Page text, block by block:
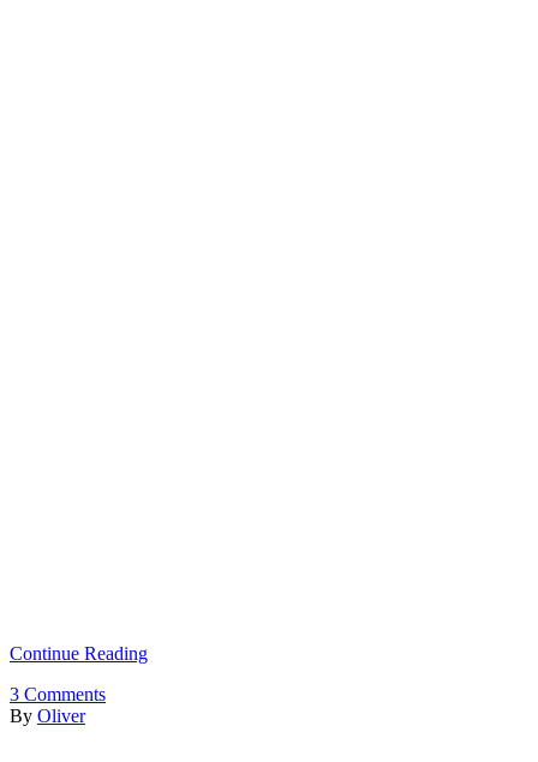
Continue Reading
3 Comments
By Oliver